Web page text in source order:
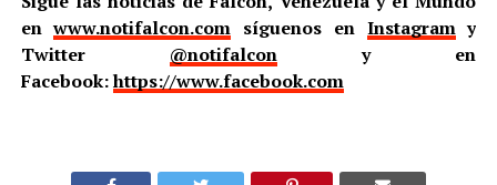
enwww.notifalcon.com síguenos en Instagramy
Twitter @notifalcony en
Facebook:https://www.facebook.com